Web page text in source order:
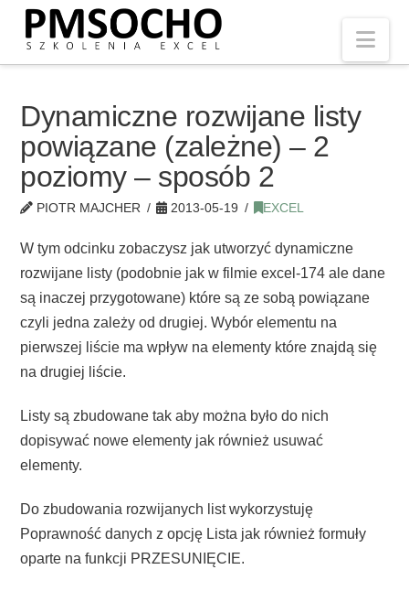
Dynamiczne rozwijane listy
powiązane (zależne) – 2
poziomy – sposób 2
PIOTR MAJCHER 2013-05-19 EXCEL
W tym odcinku zobaczysz jak utworzyć dynamiczne
rozwijane listy (podobnie jak w filmie excel-174 ale dane
są inaczej przygotowane) które są ze sobą powiązane
czyli jedna zależy od drugiej. Wybór elementu na
pierwszej liście ma wpływ na elementy które znajdą się
na drugiej liście.
Listy są zbudowane tak aby można było do nich
dopisywać nowe elementy jak również usuwać
elementy.
Do zbudowania rozwijanych list wykorzystuję
Poprawność danych z opcję Lista jak również formuły
oparte na funkcji PRZESUNIĘCIE.